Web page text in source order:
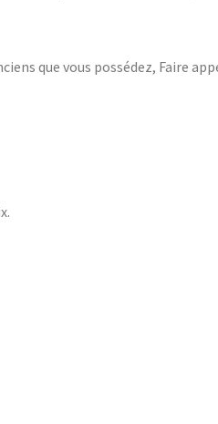
que vous possédez, Faire